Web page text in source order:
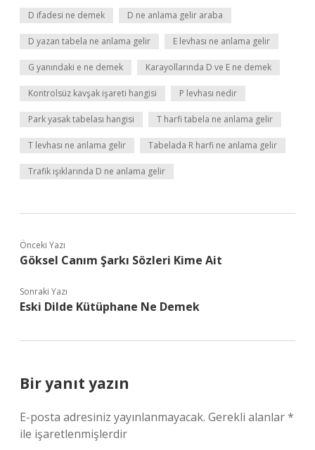
D ifadesi ne demek D ne anlama gelir araba
D yazan tabela ne anlama gelir E levhası ne anlama gelir
G yanındaki e ne demek Karayollarında D ve E ne demek
Kontrolsüz kavşak işareti hangisi P levhası nedir
Park yasak tabelası hangisi T harfi tabela ne anlama gelir
T levhası ne anlama gelir Tabelada R harfi ne anlama gelir
Trafik ışıklarında D ne anlama gelir
Önceki Yazı
Göksel Canım Şarkı Sözleri Kime Ait
Sonraki Yazı
Eski Dilde Kütüphane Ne Demek
Bir yanıt yazın
E-posta adresiniz yayınlanmayacak. Gerekli alanlar*
ile işaretlenmişlerdir